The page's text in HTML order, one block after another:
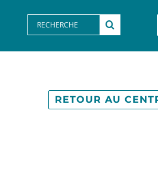
Search
for:
RETOUR AU